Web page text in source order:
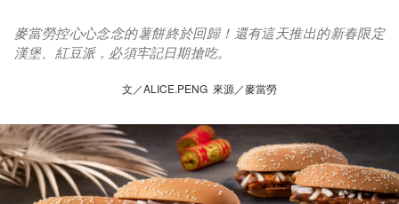
麥當勞控心心念念的薯餅終於回歸！還有這天推出的新春限定
漢堡、紅豆派，必須牢記日期搶吃。
文／ALICE.PENG 來源／麥當勞